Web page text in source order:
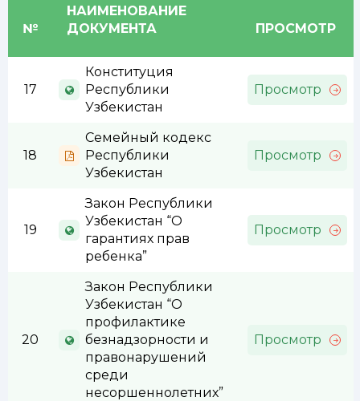
№
НАИМЕНОВАНИЕ
ДОКУМЕНТА
ПРОСМОТР
17
Конституция
Республики
Узбекистан
Просмотр
18
Семейный кодекс
Республики
Узбекистан
Просмотр
19
Закон Республики
Узбекистан “О
гарантиях прав
ребенка”
Просмотр
20
Закон Республики
Узбекистан “О
профилактике
безнадзорности и
правонарушений
среди
несоршеннолетних”
Просмотр